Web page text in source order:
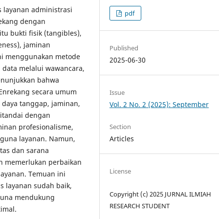
administrasi
dengan
bukti fisik (tangibles),
jaminan
menggunakan metode
melalui wawancara,
bahwa
secara umum
tanggap, jaminan,
dengan
profesionalisme,
layanan. Namun,
dan sarana
memerlukan perbaikan
Temuan ini
layanan sudah baik,
mendukung
pdf
Published
2025-06-30
Issue
Vol. 2 No. 2 (2025): September
Section
Articles
License
Copyright (c) 2025 JURNAL ILMIAH
RESEARCH STUDENT